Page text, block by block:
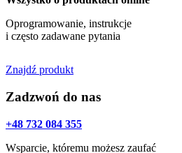
Oprogramowanie, instrukcje
i często zadawane pytania
Znajdź produkt
Zadzwoń do nas
+48 732 084 355
Wsparcie, któremu możesz zaufać